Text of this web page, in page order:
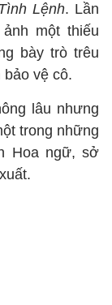
Lệnh. Lần
một thiếu
bày trò trêu
vệ cô.
lâu nhưng
trong những
Hoa ngữ, sở